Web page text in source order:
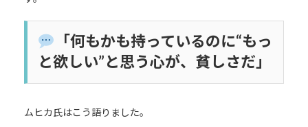
「何もかも持っているのに“もっ
と欲しい”と思う心が、貧しさだ」
ムヒカ氏はこう語りました。